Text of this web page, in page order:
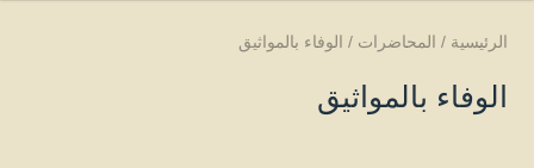
الرئيسية / المحاضرات / الوفاء بالمواثيق
الوفاء بالمواثيق